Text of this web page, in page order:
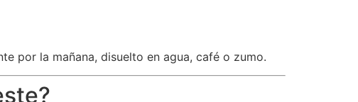
por la mañana, disuelto en agua, café o zumo.